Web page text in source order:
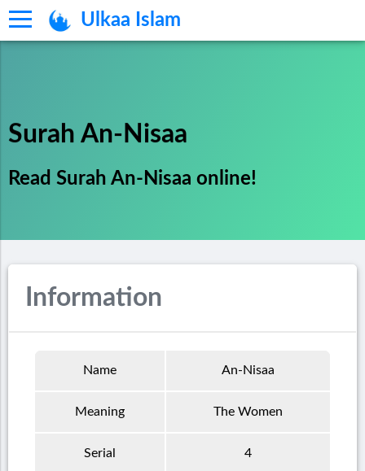
Ulkaa Islam
Surah An-Nisaa
Read Surah An-Nisaa online!
Information
Name An-Nisaa
Meaning The Women
Serial 4